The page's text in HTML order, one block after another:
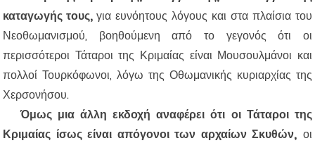
καταγωγής τους, για ευνόητους λόγους και στα πλαίσια του
Νεοθωμανισμού, βοηθούμενη από το γεγονός ότι οι
περισσότεροι Τάταροι της Κριμαίας είναι Μουσουλμάνοι και
πολλοί Τουρκόφωνοι, λόγω της Οθωμανικής κυριαρχίας της
Χερσονήσου.
Όμως μια άλλη εκδοχή αναφέρει ότι οι Τάταροι της
Κριμαίας ίσως είναι απόγονοι των αρχαίων Σκυθών, οι